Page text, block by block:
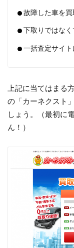
故障した車を
下取りではな
一括査定サイ
上記に当てはまる
の「カーネクスト
しょう。（最初に
ん！）